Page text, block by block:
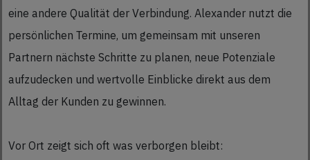
eine andere Qualität der Verbindung. Alexander nutzt die
persönlichen Termine, um gemeinsam mit unseren
Partnern nächste Schritte zu planen, neue Potenziale
aufzudecken und wertvolle Einblicke direkt aus dem
Alltag der Kunden zu gewinnen.
Vor Ort zeigt sich oft was verborgen bleibt: